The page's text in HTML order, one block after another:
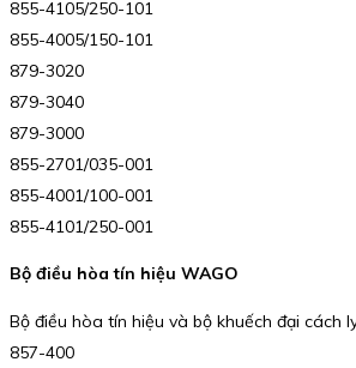
855-4105/250-101
855-4005/150-101
879-3020
879-3040
879-3000
855-2701/035-001
855-4001/100-001
855-4101/250-001
Bộ điều hòa tín hiệu WAGO
Bộ điều hòa tín hiệu và bộ khuếch đại cách
857-400